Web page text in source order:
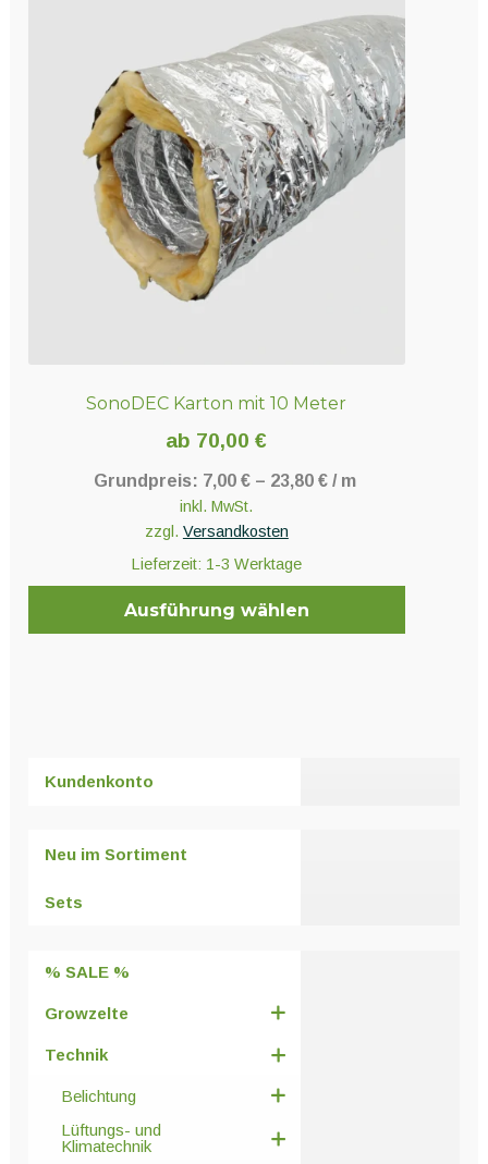
Optionen
Produktseite
SonoDEC Karton mit 10 Meter
ab 70,00€
Grundpreis: 7,00€ – 23,80€ / m
inkl. MwSt.
zzgl. Versandkosten
Lieferzeit: 1-3 Werktage
Ausführung wählen
auf.
auf
gewählt
Kundenkonto
Neu im Sortiment
Sets
% SALE %
Growzelte
Technik
Belichtung
Lüftungs- und
Klimatechnik